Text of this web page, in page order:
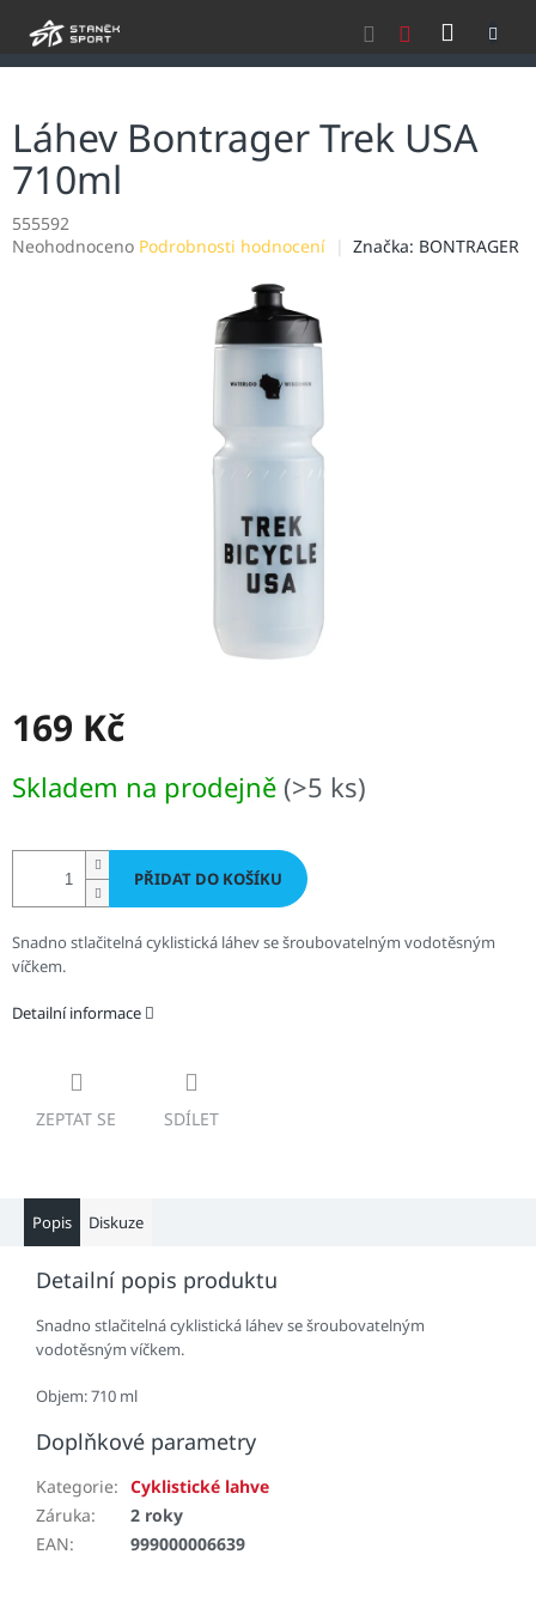
Láhev Bontrager Trek USA
710ml
555592
Průměrné
Neohodnoceno Podrobnosti hodnocení Značka: BONTRAGER
169 Kč
cena:
Skladem na prodejně (>5 ks)
PŘIDAT DO KOŠÍKU
Snadno stlačitelná cyklistická láhev se šroubovatelným vodotěsným
víčkem.
Detailní informace
ZEPTAT SE SDÍLET
Popis Diskuze
Detailní popis produktu
Snadno stlačitelná cyklistická láhev se šroubovatelným
vodotěsným víčkem.
Objem: 710 ml
Doplňkové parametry
Kategorie: Cyklistické lahve
Záruka:
2 roky
EAN: 999000006639